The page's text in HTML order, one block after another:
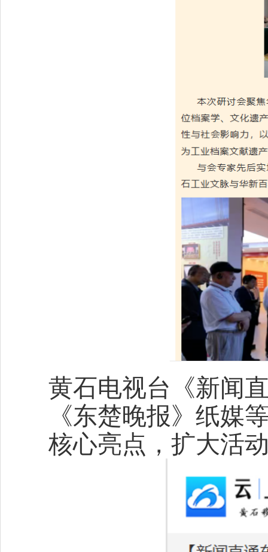
黄石电视台《新闻
《东楚晚报》纸媒
核心亮点，扩大活